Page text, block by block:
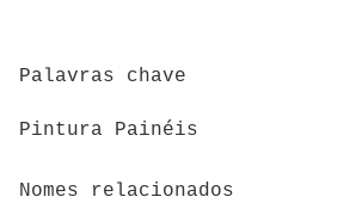
Palavras chave
Pintura Painéis
Nomes relacionados